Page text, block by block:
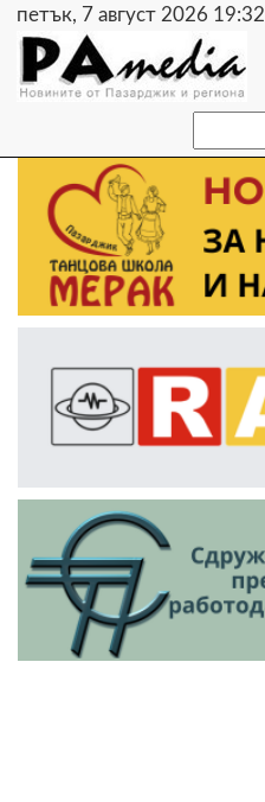
петък, 7 август 2026 19:32